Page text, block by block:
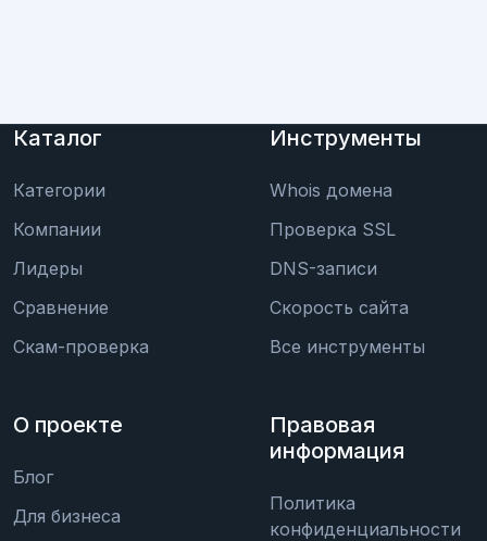
Каталог
Категории
Компании
Лидеры
Сравнение
Скам-проверка
Инструменты
Whois домена
Проверка SSL
DNS-записи
Скорость сайта
Все инструменты
О проекте
Блог
Для бизнеса
Правовая
информация
Политика
конфиденциальности